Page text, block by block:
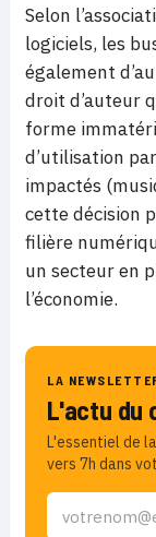
Selon
logiciels, les
également
droit d’auteur
forme
d’utilisation
impactés
cette décision
filière
un secteur en
l’économie.
LA
L'actu du
L'essentiel de
vers 7h dans